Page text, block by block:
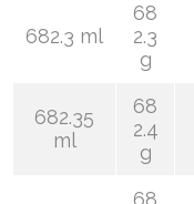
682.3 ml
68
2.3
g
682.35
ml
68
2.4
g
68